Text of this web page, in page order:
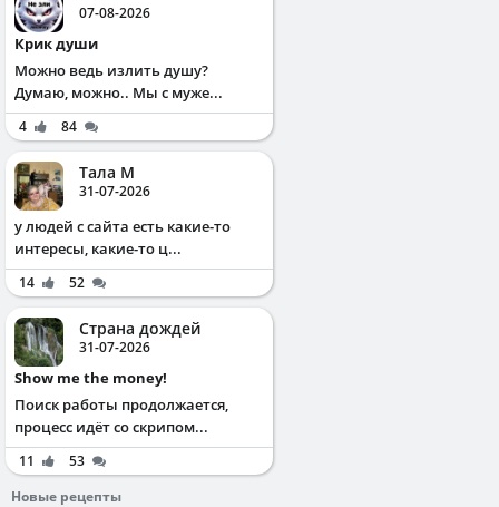
07-08-2026
Крик души
Можно ведь излить душу?
Думаю, можно.. Мы с муже...
4 84
Тала М
31-07-2026
у людей с сайта есть какие-то
интересы, какие-то ц...
14 52
Страна дождей
31-07-2026
Show me the money!
Поиск работы продолжается,
процесс идёт со скрипом...
11
53
Новые рецепты